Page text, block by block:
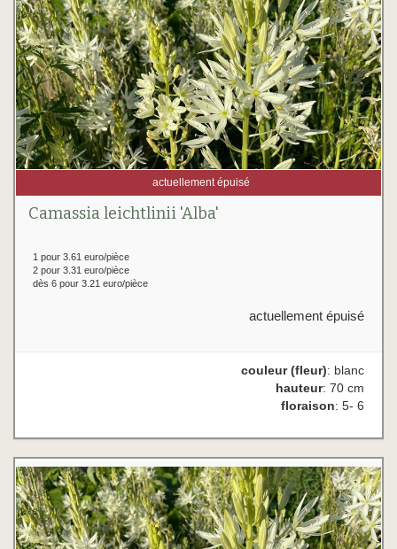
actuellement épuisé
Camassia leichtlinii 'Alba'
1 pour 3.61 euro/pièce
2 pour 3.31 euro/pièce
dès 6 pour 3.21 euro/pièce
actuellement épuisé
couleur (fleur): blanc
hauteur: 70 cm
floraison: 5- 6